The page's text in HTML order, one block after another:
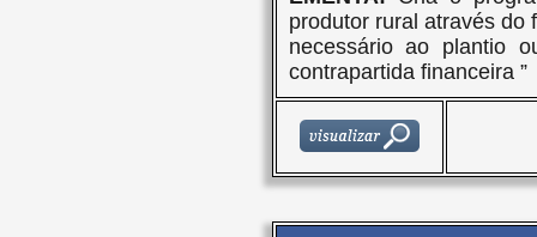
produtor rural através do
necessário ao plantio
contrapartida financeira ”